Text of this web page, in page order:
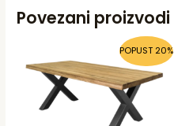
Povezani proizvodi
POPUST 20%